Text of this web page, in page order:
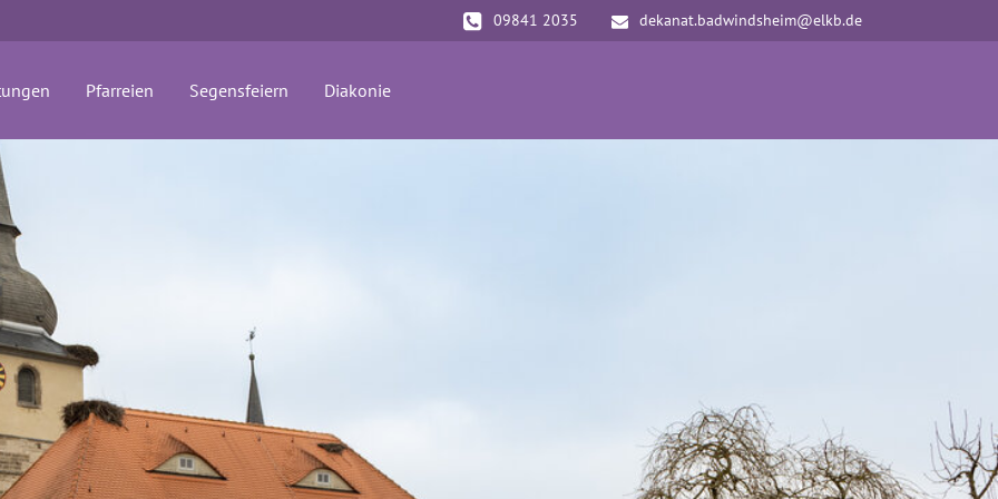
09841 2035 dekanat.badwindsheim@elkb.de
Pfarreien Segensfeiern Diakonie